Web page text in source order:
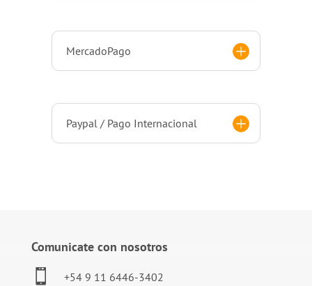
MercadoPago
Paypal / Pago Internacional
Comunicate con nosotros
 +54 9 11 6446-3402